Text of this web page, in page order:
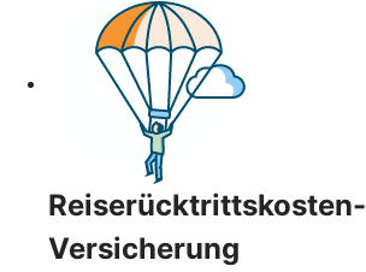
Reiserücktrittskosten-
Versicherung